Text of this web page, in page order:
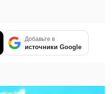
Добавьте в
источники Google